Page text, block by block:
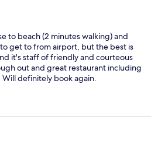
to beach (2 minutes walking) and
get to from airport, but the best is
it's staff of friendly and courteous
out and great restaurant including
definitely book again.